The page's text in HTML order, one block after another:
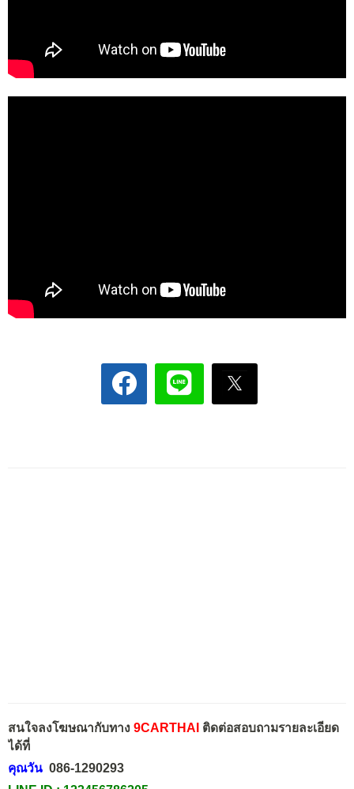
สนใจลงโฆษณากับทาง 9CARTHAI ติดต่อสอบถามรายละเอียด
ได้ที่
คุณวัน 086-1290293